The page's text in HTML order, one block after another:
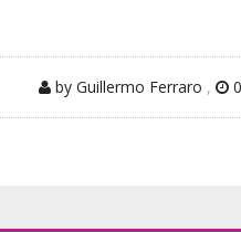
by Guillermo Ferraro ,